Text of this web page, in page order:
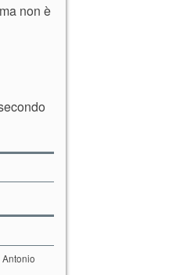
non è
Antonio